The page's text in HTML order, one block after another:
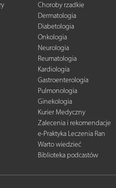
Choroby rzadkie
Dermatologia
Diabetologia
Onkologia
Neurologia
Reumatologia
Kardiologia
Gastroenterologia
Pulmonologia
Ginekologia
Kurier Medyczny
Zalecenia i rekomendacje
e-Praktyka Leczenia Ran
Warto wiedzieć
Biblioteka podcastów